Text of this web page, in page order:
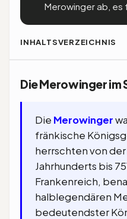
Merowinger ab, es
INHALTSVERZEICHNIS
Die Merowinger
Die Merowinger
fränkische
herrschten von
Jahrhunderts bis
Frankenreich,
halblegendären
bedeutendster